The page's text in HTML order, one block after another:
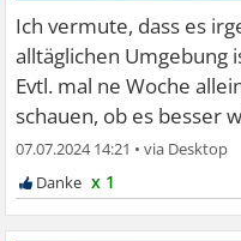
Ich vermute, dass es
alltäglichen Umgebung
Evtl. mal ne Woche
schauen, ob es besser
07.07.2024 14:21 •
x 1